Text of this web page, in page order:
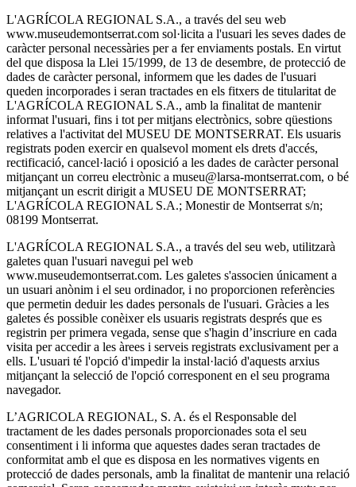
L'AGRÍCOLA REGIONAL S.A., a través del seu web
www.museudemontserrat.com sol·licita a l'usuari les seves dades de
caràcter personal necessàries per a fer enviaments postals. En virtut
del que disposa la Llei 15/1999, de 13 de desembre, de protecció de
dades de caràcter personal, informem que les dades de l'usuari
queden incorporades i seran tractades en els fitxers de titularitat de
L'AGRÍCOLA REGIONAL S.A., amb la finalitat de mantenir
informat l'usuari, fins i tot per mitjans electrònics, sobre qüestions
relatives a l'activitat del MUSEU DE MONTSERRAT. Els usuaris
registrats poden exercir en qualsevol moment els drets d'accés,
rectificació, cancel·lació i oposició a les dades de caràcter personal
mitjançant un correu electrònic a museu@larsa-montserrat.com, o bé
mitjançant un escrit dirigit a MUSEU DE MONTSERRAT;
L'AGRÍCOLA REGIONAL S.A.; Monestir de Montserrat s/n;
08199 Montserrat.
L'AGRÍCOLA REGIONAL S.A., a través del seu web, utilitzarà
galetes quan l'usuari navegui pel web
www.museudemontserrat.com. Les galetes s'associen únicament a
un usuari anònim i el seu ordinador, i no proporcionen referències
que permetin deduir les dades personals de l'usuari. Gràcies a les
galetes és possible conèixer els usuaris registrats després que es
registrin per primera vegada, sense que s'hagin d’inscriure en cada
visita per accedir a les àrees i serveis registrats exclusivament per a
ells. L'usuari té l'opció d'impedir la instal·lació d'aquests arxius
mitjançant la selecció de l'opció corresponent en el seu programa
navegador.
L’AGRICOLA REGIONAL, S. A. és el Responsable del
tractament de les dades personals proporcionades sota el seu
consentiment i li informa que aquestes dades seran tractades de
conformitat amb el que es disposa en les normatives vigents en
protecció de dades personals, amb la finalitat de mantenir una relació